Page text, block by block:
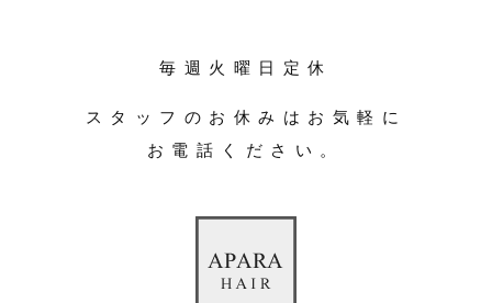
毎週火曜日定休
スタッフのお休みはお気軽に
お電話ください。